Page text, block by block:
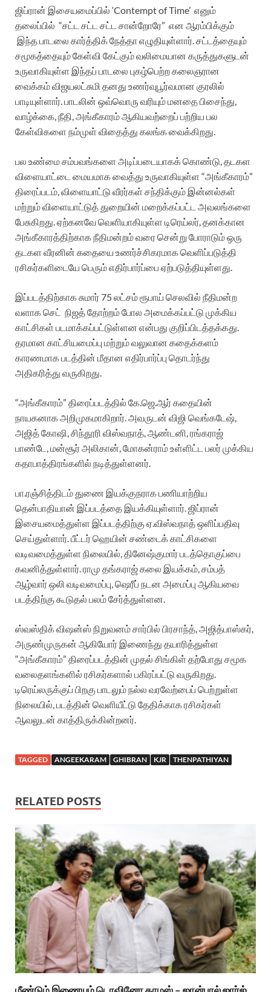
ஜிப்ரான் இசையமைப்பில் ‘Contempt of Time’ எனும்
தலைப்பில் “சட்ட சட்ட சட்ட சான்றோரே” என ஆரம்பிக்கும்
இந்த பாடலை கார்த்திக் நேத்தா எழுதியுள்ளார். சட்டத்தையும்
சமூகத்தையும் கேள்வி கேட்கும் வலிமையான கருத்துகளுடன்
உருவாகியுள்ள இந்தப் பாடலை புகழ்பெற்ற கலைஞரான
வைக்கம் விஜயலட்சுமி தனது உணர்வுபூர்வமான குரலில்
பாடியுள்ளார். பாடலின் ஒவ்வொரு வரியும் மனதை பிசைந்து,
வாழ்க்கை, நீதி, அங்கீகாரம் ஆகியவற்றைப் பற்றிய பல
கேள்விகளை நம்முள் விதைத்து கலங்க வைக்கிறது.
பல உண்மை சம்பவங்களை அடிப்படையாகக் கொண்டு, தடகள
விளையாட்டை மையமாக வைத்து உருவாகியுள்ள “அங்கீகாரம்”
திரைப்படம், விளையாட்டு வீரர்கள் சந்திக்கும் இன்னல்கள்
மற்றும் விளையாட்டுத் துறையின் மறைக்கப்பட்ட அவலங்களை
பேசுகிறது. ஏற்கனவே வெளியாகியுள்ள டிரெய்லர், தனக்கான
அங்கீகாரத்திற்காக நீதிமன்றம் வரை சென்று போராடும் ஒரு
தடகள வீரனின் கதையை உணர்ச்சிகரமாக வெளிப்படுத்தி
ரசிகர்களிடையே பெரும் எதிர்பார்ப்பை ஏற்படுத்தியுள்ளது.
இப்படத்திற்காக சுமார் 75 லட்சம் ரூபாய் செலவில் நீதிமன்ற
வளாக செட் நிஜத் தோற்றம் போல அமைக்கப்பட்டு முக்கிய
காட்சிகள் படமாக்கப்பட்டுள்ளன என்பது குறிப்பிடத்தக்கது.
தரமான காட்சியமைப்பு மற்றும் வலுவான கதைக்களம்
காரணமாக படத்தின் மீதான எதிர்பார்ப்பு தொடர்ந்து
அதிகரித்து வருகிறது.
“அங்கீகாரம்” திரைப்படத்தில் கே.ஜெ.ஆர் கதையின்
நாயகனாக அறிமுகமாகிறார். அவருடன் விஜி வெங்கடேஷ்,
அஜித் கோஷி, சிந்தூரி விஸ்வநாத், ஆண்டனி, ரங்கராஜ்
பாண்டே, மன்சூர் அலிகான், மோகன்ராம் உள்ளிட்ட பலர் முக்கிய
கதாபாத்திரங்களில் நடித்துள்ளனர்.
பா.ரஞ்சித்திடம் துணை இயக்குநராக பணியாற்றிய
தென்பாதியான் இப்படத்தை இயக்கியுள்ளார். ஜிப்ரான்
இசையமைத்துள்ள இப்படத்திற்கு ஏ.விஸ்வநாத் ஒளிப்பதிவு
செய்துள்ளார். பீட்டர் ஹெயின் சண்டைக் காட்சிகளை
வடிவமைத்துள்ள நிலையில், தினேஷ்குமார் படத்தொகுப்பை
கவனித்துள்ளார். ராமு தங்கராஜ் கலை இயக்கம், சம்பத்
ஆழ்வார் ஒலி வடிவமைப்பு, ஷெரீப் நடன அமைப்பு ஆகியவை
படத்திற்கு கூடுதல் பலம் சேர்த்துள்ளன.
ஸ்வஸ்திக் விஷன்ஸ் நிறுவனம் சார்பில் பிரசாந்த், அஜித்பாஸ்கர்,
அருண்முருகன் ஆகியோர் இணைந்து தயாரித்துள்ள
“அங்கீகாரம்” திரைப்படத்தின் முதல் சிங்கிள் தற்போது சமூக
வலைதளங்களில் ரசிகர்களால் பகிரப்பட்டு வருகிறது.
டிரெய்லருக்குப் பிறகு பாடலும் நல்ல வரவேற்பைப் பெற்றுள்ள
நிலையில், படத்தின் வெளியீட்டு தேதிக்காக ரசிகர்கள்
ஆவலுடன் காத்திருக்கின்றனர்.
TAGGED ANGEEKARAM GHIBRAN KJR THENPATHIYAN
RELATED POSTS